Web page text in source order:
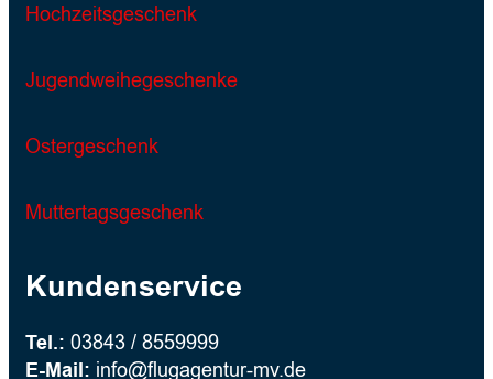
Hochzeitsgeschenk
Jugendweihegeschenke
Ostergeschenk
Muttertagsgeschenk
Kundenservice
Tel.: 03843 / 8559999
E-Mail: info@flugagentur-mv.de